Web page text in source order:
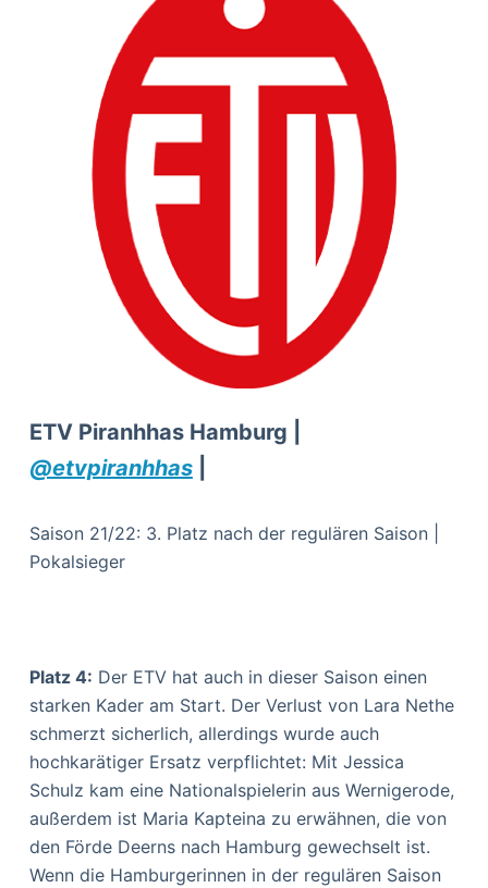
ETV Piranhhas Hamburg |
@etvpiranhhas|
Saison 21/22: 3. Platz nach der regulären Saison |
Pokalsieger
Platz 4: Der ETV hat auch in dieser Saison einen
starken Kader am Start. Der Verlust von Lara Nethe
schmerzt sicherlich, allerdings wurde auch
hochkarätiger Ersatz verpflichtet: Mit Jessica
Schulz kam eine Nationalspielerin aus Wernigerode,
außerdem ist Maria Kapteina zu erwähnen, die von
den Förde Deerns nach Hamburg gewechselt ist.
Wenn die Hamburgerinnen in der regulären Saison